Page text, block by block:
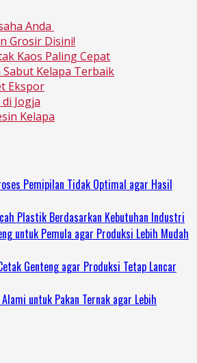
Anda
Grosir Disini!
Kaos Paling Cepat
Kelapa Terbaik
Ekspor
Jogja
Kelapa
Pemipilan Tidak Optimal agar Hasil
Plastik Berdasarkan Kebutuhan Industri
untuk Pemula agar Produksi Lebih Mudah
Genteng agar Produksi Tetap Lancar
untuk Pakan Ternak agar Lebih